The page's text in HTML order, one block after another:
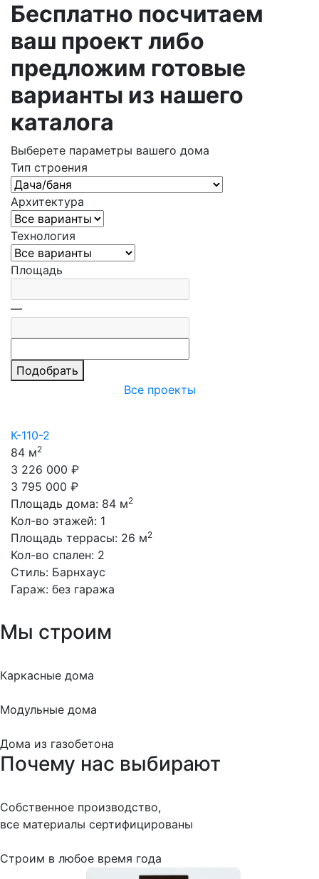
Бесплатно посчитаем
ваш проект либо
предложим готовые
варианты из нашего
каталога
Выберете параметры вашего дома
Тип строения
Архитектура
Технология
Площадь
—
Подобрать
Все проекты
К-110-2
84 м2
3 226 000 ₽
3 795 000 ₽
Площадь дома: 84 м2
Кол-во этажей: 1
Площадь террасы: 26 м2
Кол-во спален: 2
Стиль: Барнхаус
Гараж: без гаража
Мы строим
Каркасные дома
Модульные дома
Дома из газобетона
Почему нас выбирают
Собственное производство,
все материалы сертифицированы
Строим в любое время года